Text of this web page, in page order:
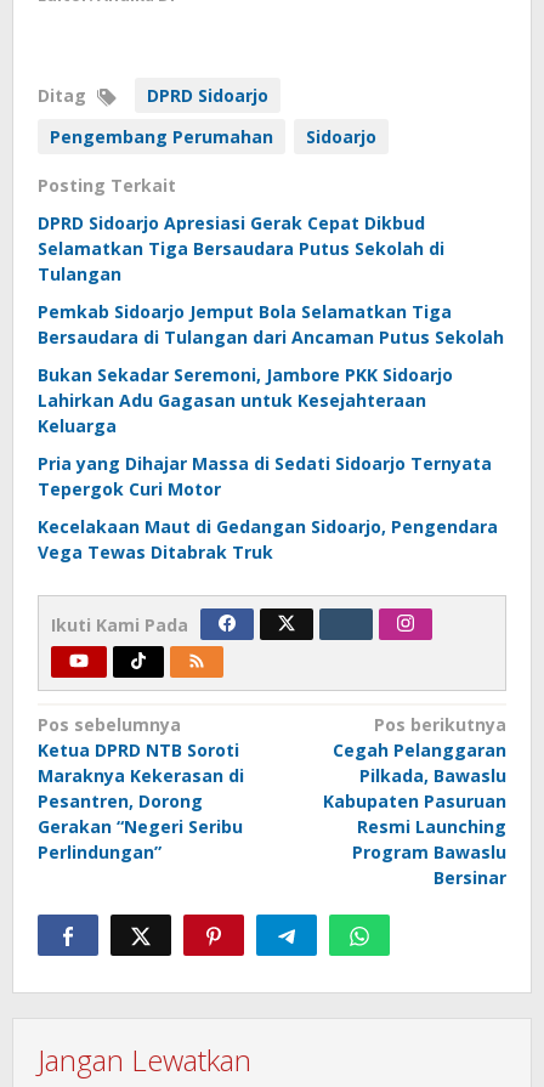
Ditag
DPRD Sidoarjo
Pengembang Perumahan
Sidoarjo
Posting Terkait
DPRD Sidoarjo Apresiasi Gerak Cepat Dikbud
Selamatkan Tiga Bersaudara Putus Sekolah di
Tulangan
Pemkab Sidoarjo Jemput Bola Selamatkan Tiga
Bersaudara di Tulangan dari Ancaman Putus Sekolah
Bukan Sekadar Seremoni, Jambore PKK Sidoarjo
Lahirkan Adu Gagasan untuk Kesejahteraan
Keluarga
Pria yang Dihajar Massa di Sedati Sidoarjo Ternyata
Tepergok Curi Motor
Kecelakaan Maut di Gedangan Sidoarjo, Pengendara
Vega Tewas Ditabrak Truk
Ikuti Kami Pada
Navigasi
pos
Pos sebelumnya
Ketua DPRD NTB Soroti
Maraknya Kekerasan di
Pesantren, Dorong
Gerakan “Negeri Seribu
Perlindungan”
Pos berikutnya
Cegah Pelanggaran
Pilkada, Bawaslu
Kabupaten Pasuruan
Resmi Launching
Program Bawaslu
Bersinar
Jangan Lewatkan